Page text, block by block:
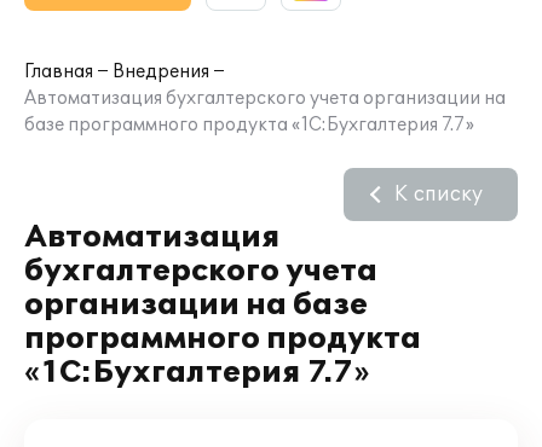
Главная
Внедрения
Автоматизация бухгалтерского учета организации на
базе программного продукта «1С:Бухгалтерия 7.7»
Автоматизация
бухгалтерского учета
организации на базе
программного продукта
«1С:Бухгалтерия 7.7»
К списку